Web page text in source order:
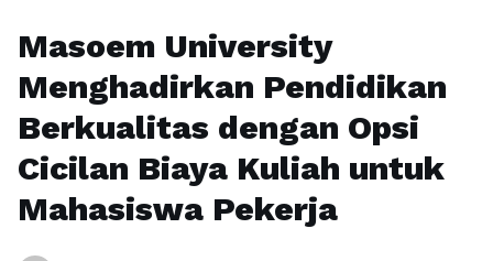
Masoem University
Menghadirkan Pendidikan
Berkualitas dengan Opsi
Cicilan Biaya Kuliah untuk
Mahasiswa Pekerja